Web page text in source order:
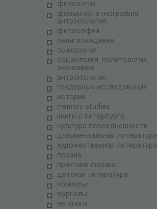
филология
фольклор, этнография,
антропология
философия
религиоведение
психология
социология, политология,
экономика
антропология
гендерные исследования
история
memory studies
книги о петербурге
культура повседневности
документальная литература
художественная литература
поэзия
практики письма
детская литература
комиксы
журналы
не-книги